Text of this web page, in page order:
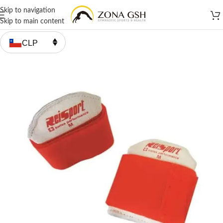
Skip to navigation
Skip to main content
CLP